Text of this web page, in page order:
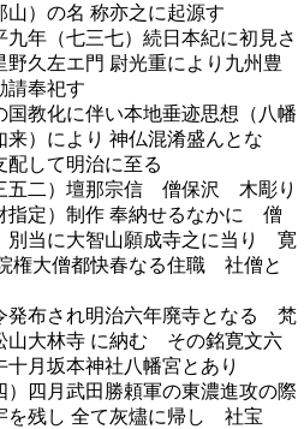
山）の名 称亦之に起源す
九年（七三七）続日本紀に初見さ
久左エ門 尉光重により九州豊
請奉祀す
教化に伴い本地垂迹思想（八幡
来）により 神仏混淆盛んとな
して明治に至る
五二）壇那宗信 僧保沢 木彫り
指定）制作 奉納せるなかに 僧
当に大智山願成寺之に当り 寛
権大僧都快春なる住職 社僧と
発布され明治六年廃寺となる 梵
山大林寺 に納む その銘寛文六
月坂本神社八幡宮とあり
）四月武田勝頼軍の東濃進攻の際
を残し 全て灰燼に帰し 社宝